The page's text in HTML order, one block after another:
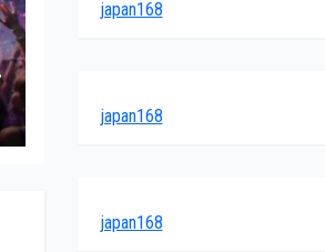
japan168
japan168
japan168